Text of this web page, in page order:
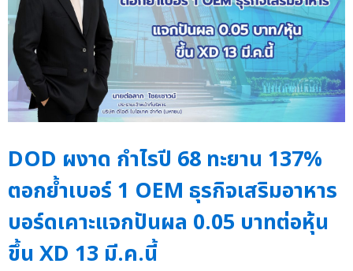
DOD ผงาด กำไรปี 68 ทะยาน 137%
ตอกย้ำเบอร์ 1 OEM ธุรกิจเสริมอาหาร
บอร์ดเคาะแจกปันผล 0.05 บาทต่อหุ้น
ขึ้น XD 13 มี.ค.นี้